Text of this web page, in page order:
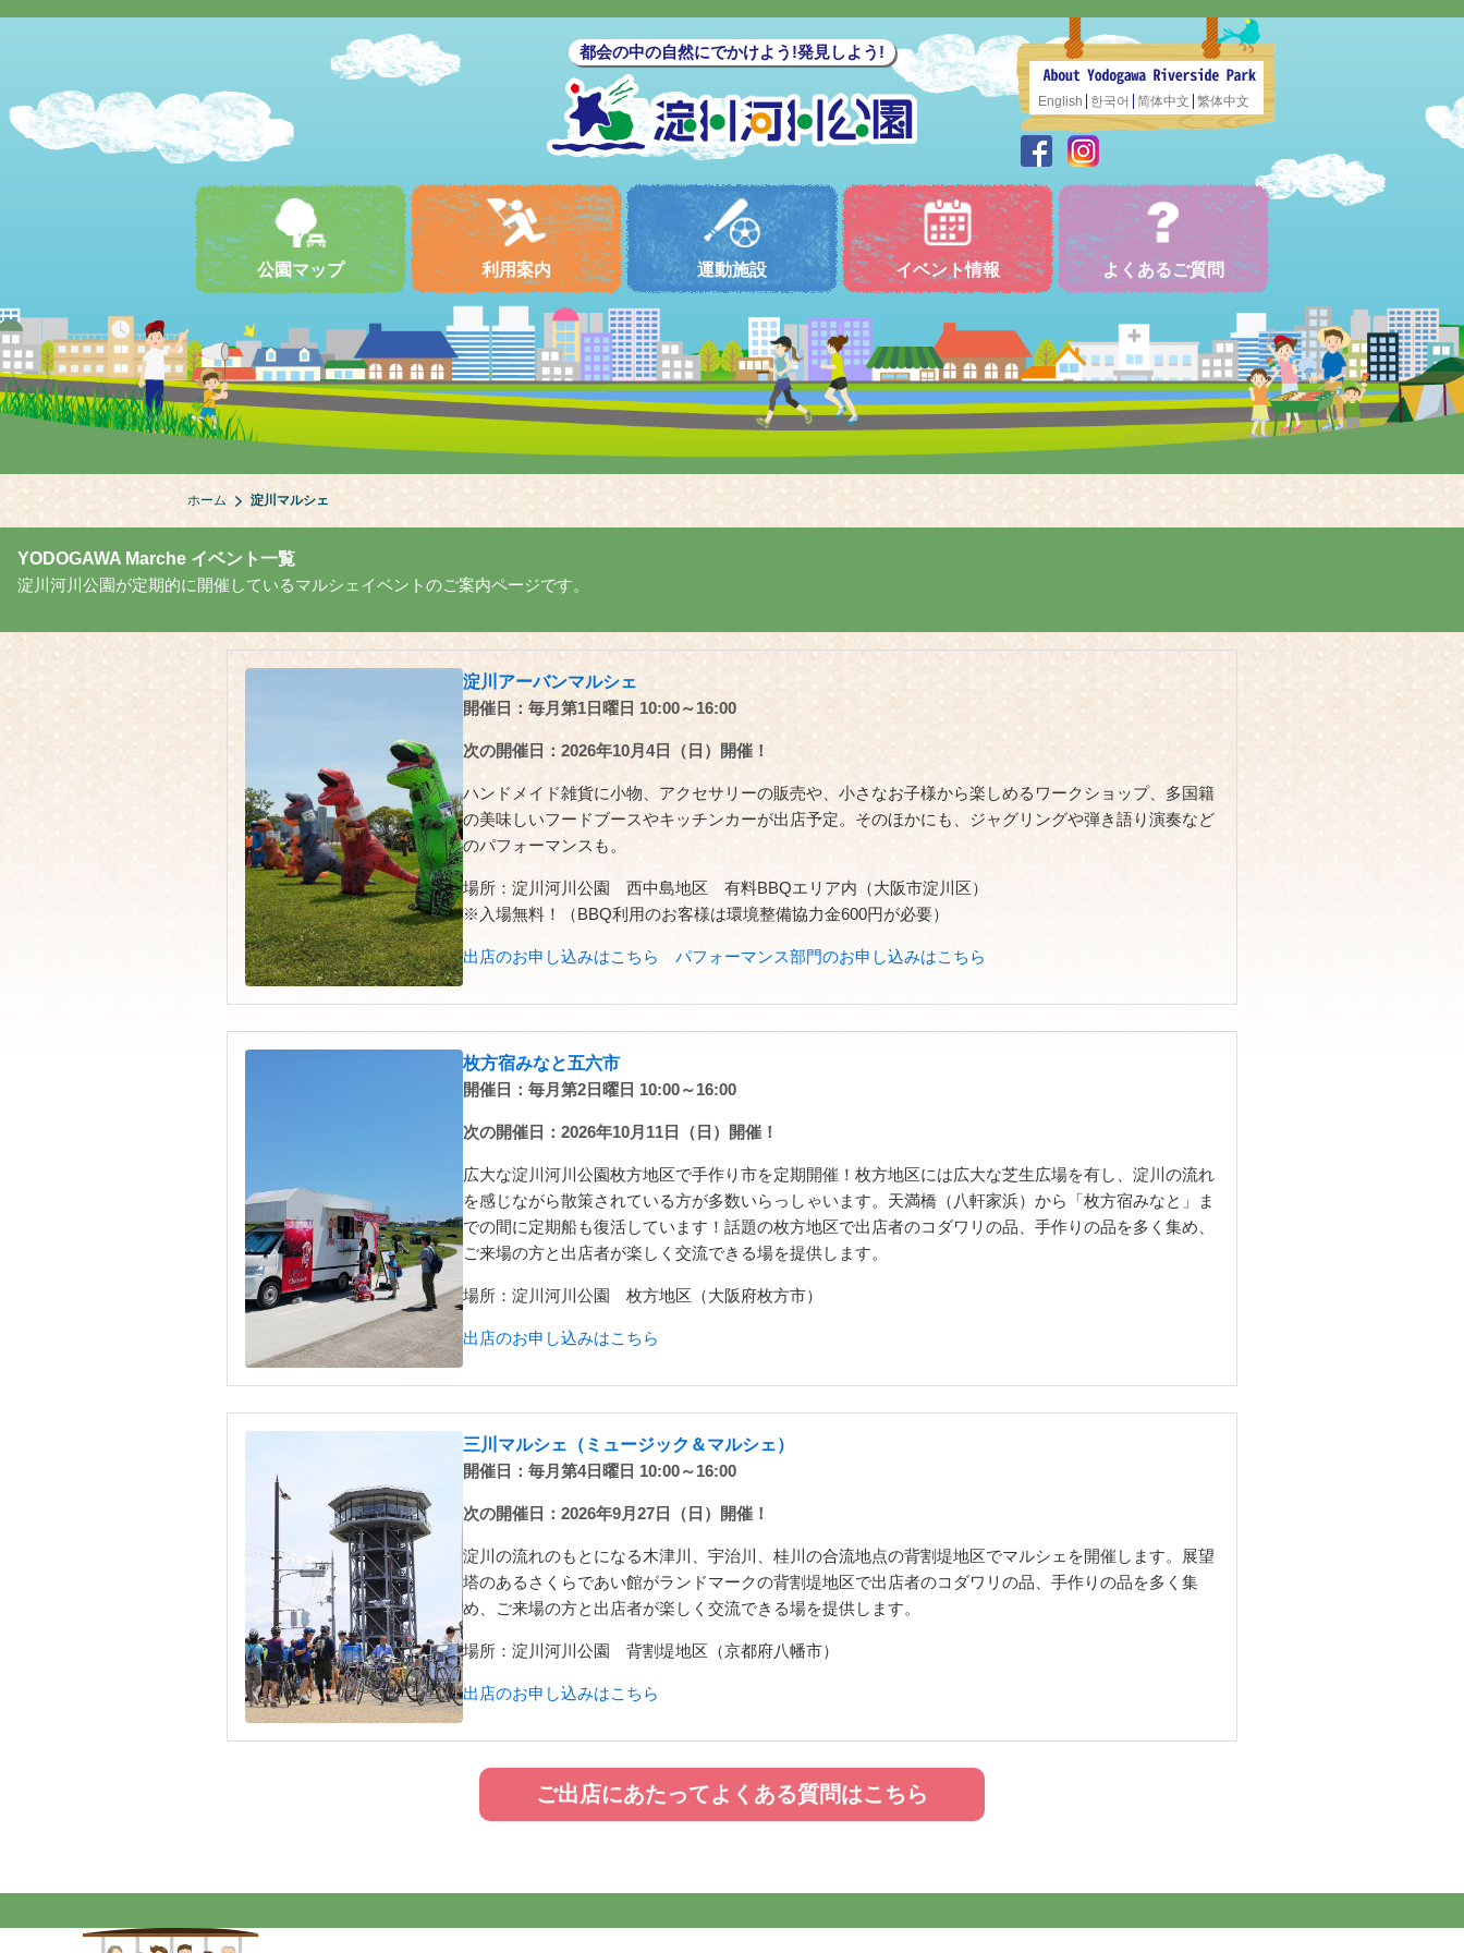
都会の中の自然にでかけよう!発見しよう!
English 한국어 简体中文 繁体中文
公園マップ 利用案内 運動施設 イベント情報 よくあるご質問
ホーム 淀川マルシェ
YODOGAWA Marche イベント一覧
淀川河川公園が定期的に開催しているマルシェイベントのご案内ページです。
淀川アーバンマルシェ
開催日：毎月第1日曜日 10:00～16:00
次の開催日：2026年10月4日（日）開催！
ハンドメイド雑貨に小物、アクセサリーの販売や、小さなお子様から楽しめるワークショップ、多国籍
の美味しいフードブースやキッチンカーが出店予定。そのほかにも、ジャグリングや弾き語り演奏など
のパフォーマンスも。
場所：淀川河川公園 西中島地区 有料BBQエリア内（大阪市淀川区）
※入場無料！（BBQ利用のお客様は環境整備協力金600円が必要）
出店のお申し込みはこちら パフォーマンス部門のお申し込みはこちら
枚方宿みなと五六市
開催日：毎月第2日曜日 10:00～16:00
次の開催日：2026年10月11日（日）開催！
広大な淀川河川公園枚方地区で手作り市を定期開催！枚方地区には広大な芝生広場を有し、淀川の流れ
を感じながら散策されている方が多数いらっしゃいます。天満橋（八軒家浜）から「枚方宿みなと」ま
での間に定期船も復活しています！話題の枚方地区で出店者のコダワリの品、手作りの品を多く集め、
ご来場の方と出店者が楽しく交流できる場を提供します。
場所：淀川河川公園 枚方地区（大阪府枚方市）
出店のお申し込みはこちら
三川マルシェ（ミュージック＆マルシェ）
開催日：毎月第4日曜日 10:00～16:00
次の開催日：2026年9月27日（日）開催！
淀川の流れのもとになる木津川、宇治川、桂川の合流地点の背割堤地区でマルシェを開催します。展望
塔のあるさくらであい館がランドマークの背割堤地区で出店者のコダワリの品、手作りの品を多く集
め、ご来場の方と出店者が楽しく交流できる場を提供します。
場所：淀川河川公園 背割堤地区（京都府八幡市）
出店のお申し込みはこちら
ご出店にあたってよくある質問はこちら